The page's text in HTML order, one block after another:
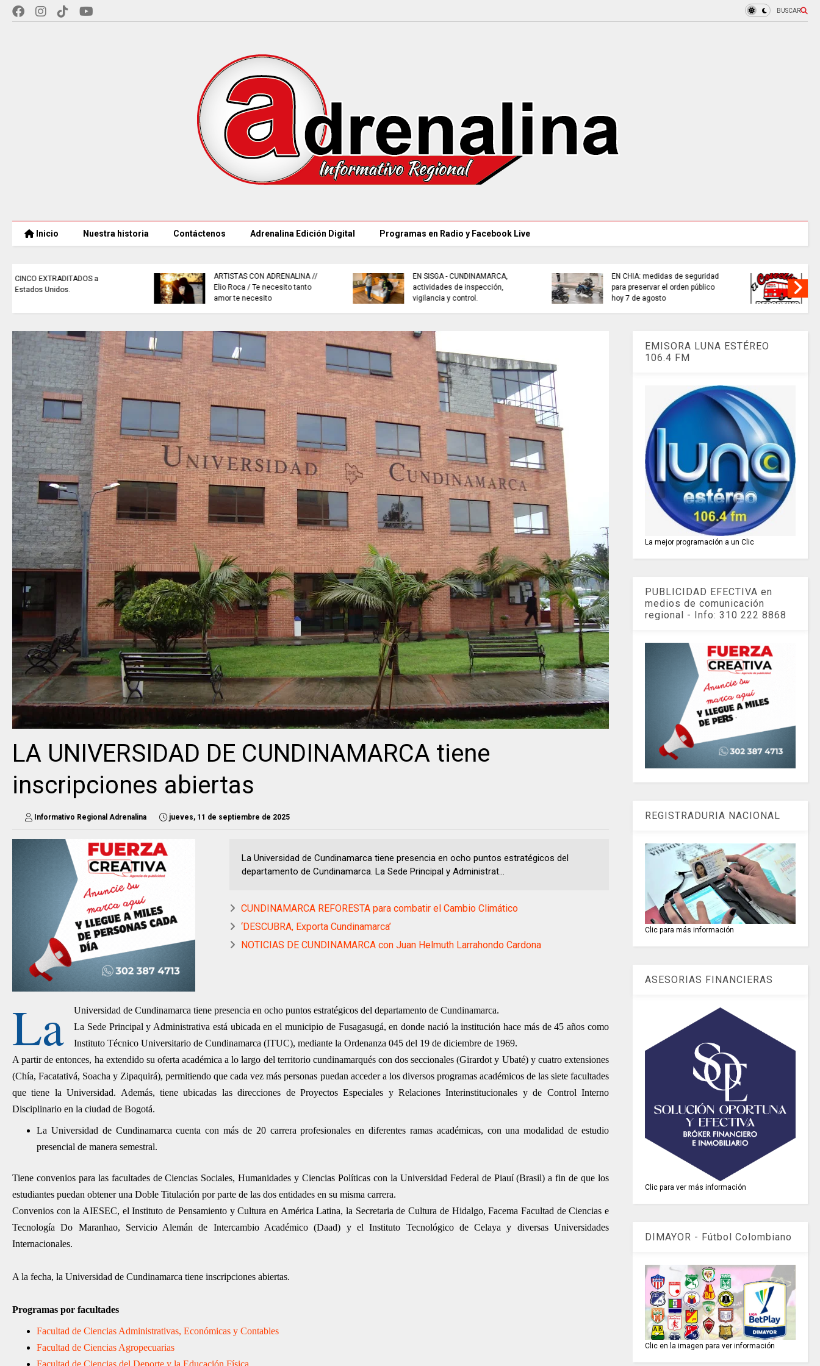
BUSCAR
Inicio Nuestra historia Contáctenos Adrenalina Edición Digital Programas en Radio y Facebook Live
EN CHÍA: medidas de seguridad
para preservar el orden público
EL COLECTIVO DEPORTIVO//
emisión del 6 de agosto de 2026
sistemas de recolección de
aguas lluvias para enfrentar el
TRABAJO...........................si hay //
viernes 7 de agosto de 2026
LA UNIVERSIDAD DE CUNDINAMARCA tiene
inscripciones abiertas
Informativo Regional Adrenalina jueves, 11 de septiembre de 2025
La Universidad de Cundinamarca tiene presencia en ocho puntos estratégicos del
departamento de Cundinamarca. La Sede Principal y Administrat...
CUNDINAMARCA REFORESTA para combatir el Cambio Climático
‘DESCUBRA, Exporta Cundinamarca’
NOTICIAS DE CUNDINAMARCA con Juan Helmuth Larrahondo Cardona
La
Universidad de Cundinamarca tiene presencia en ocho puntos estratégicos del departamento de Cundinamarca.
La Sede Principal y Administrativa está ubicada en el municipio de Fusagasugá, en donde nació la institución hace más de 45 años como
Instituto Técnico Universitario de Cundinamarca (ITUC), mediante la Ordenanza 045 del 19 de diciembre de 1969.
A partir de entonces, ha extendido su oferta académica a lo largo del territorio cundinamarqués con dos seccionales (Girardot y Ubaté) y cuatro extensiones
(Chía, Facatativá, Soacha y Zipaquirá), permitiendo que cada vez más personas puedan acceder a los diversos programas académicos de las siete facultades
que tiene la Universidad. Además, tiene ubicadas las direcciones de Proyectos Especiales y Relaciones Interinstitucionales y de Control Interno
Disciplinario en la ciudad de Bogotá.
La Universidad de Cundinamarca cuenta con más de 20 carrera profesionales en diferentes ramas académicas, con una modalidad de estudio
presencial de manera semestral.
Tiene convenios para las facultades de Ciencias Sociales, Humanidades y Ciencias Políticas con la Universidad Federal de Piauí (Brasil) a fin de que los
estudiantes puedan obtener una Doble Titulación por parte de las dos entidades en su misma carrera.
Convenios con la AIESEC, el Instituto de Pensamiento y Cultura en América Latina, la Secretaria de Cultura de Hidalgo, Facema Facultad de Ciencias e
Tecnología Do Maranhao, Servicio Alemán de Intercambio Académico (Daad) y el Instituto Tecnológico de Celaya y diversas Universidades
Internacionales.
A la fecha, la Universidad de Cundinamarca tiene inscripciones abiertas.
Programas por facultades
Facultad de Ciencias Administrativas, Económicas y Contables
Facultad de Ciencias Agropecuarias
Facultad de Ciencias del Deporte y la Educación Física
EMISORA LUNA ESTÉREO
106.4 FM
La mejor programación a un Clic
PUBLICIDAD EFECTIVA en
medios de comunicación
regional - Info: 310 222 8868
REGISTRADURIA NACIONAL
Clic para más información
ASESORIAS FINANCIERAS
Clic para ver más información
DIMAYOR - Fútbol Colombiano
Clic en la imagen para ver información